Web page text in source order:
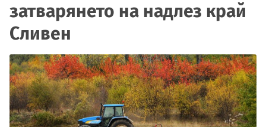
затварянето на надлез край
Сливен